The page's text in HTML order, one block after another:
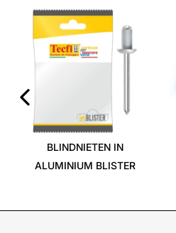
BLINDNIETEN IN
ALUMINIUM BLISTER